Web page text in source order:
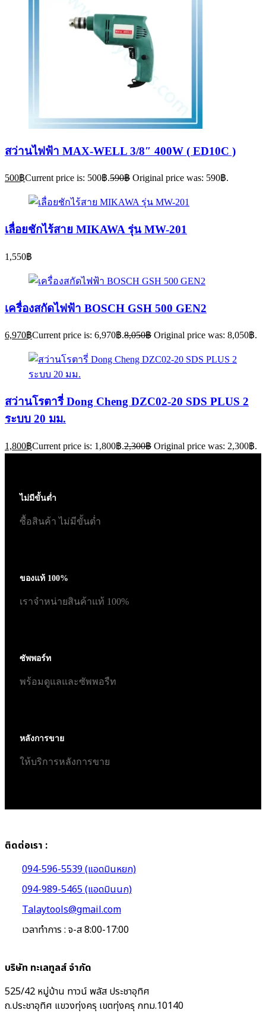
สว่านไฟฟ้า MAX-WELL 3/8″ 400W ( ED10C )
500฿Current price is: 500฿.590฿ Original price was: 590฿.
เลื่อยชักไร้สาย MIKAWA รุ่น MW-201
1,550฿
เครื่องสกัดไฟฟ้า BOSCH GSH 500 GEN2
6,970฿Current price is: 6,970฿.8,050฿ Original price was: 8,050฿.
สว่านโรตารี่ Dong Cheng DZC02-20 SDS PLUS 2
ระบบ 20 มม.
1,800฿Current price is: 1,800฿.2,300฿ Original price was: 2,300฿.
ไม่มีขั้นต่ำ
ซื้อสินค้า ไม่มีขั้นต่ำ
ของแท้ 100%
เราจำหน่ายสินค้าแท้ 100%
ซัพพอร์ท
พร้อมดูแลและซัพพอรืท
หลังการขาย
ให้บริการหลังการขาย
ติดต่อเรา :
094-596-5539 (แอดมินหยก)
094-989-5465 (แอดมินนก)
Talaytools@gmail.com
เวลาทำการ : จ-ส 8:00-17:00
บริษัท ทะเลทูลส์ จำกัด
525/42 หมู่บ้าน ทาวน์ พลัส ประชาอุทิศ
ถ.ประชาอุทิศ แขวงทุ่งครุ เขตทุ่งครุ กทม.10140